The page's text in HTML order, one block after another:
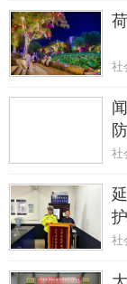
社
社
社